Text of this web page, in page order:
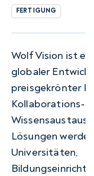
FERTIGUNG
WolfVision ist
globaler
preisgekrönter
Kollaborations-
Lösungen
Universitäten,